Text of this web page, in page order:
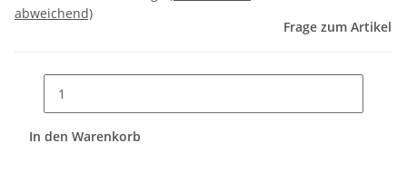
abweichend)
Frage zum Artikel
In den Warenkorb